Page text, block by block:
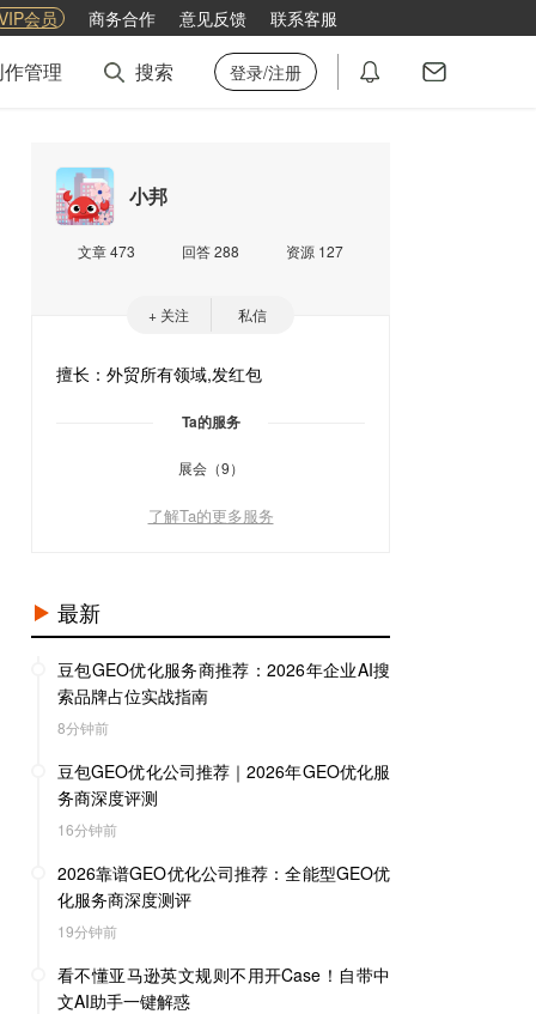
会员 商务合作 意见反馈 联系客服
管理 搜索 登录/注册
小邦
文章 473 回答 288 资源 127
+ 关注 私信
擅长：外贸所有领域,发红包
Ta的服务
展会（9）
了解Ta的更多服务
最新
豆包GEO优化服务商推荐：2026年企业AI搜
索品牌占位实战指南
8分钟前
豆包GEO优化公司推荐｜2026年GEO优化服
务商深度评测
16分钟前
2026靠谱GEO优化公司推荐：全能型GEO优
化服务商深度测评
19分钟前
看不懂亚马逊英文规则不用开Case！自带中
文AI助手一键解惑